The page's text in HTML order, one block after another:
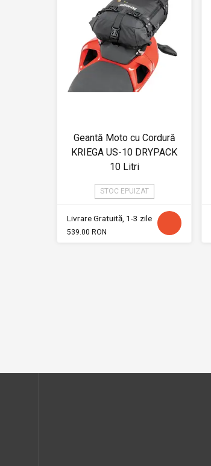
Geantă Moto cu Cordură
KRIEGA US-10 DRYPACK
10 Litri
STOC EPUIZAT
Livrare Gratuită, 1-3 zile
539.00 RON